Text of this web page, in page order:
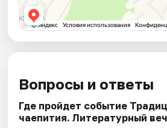
Вопросы и ответы
Где пройдет событие
чаепития. Литературный